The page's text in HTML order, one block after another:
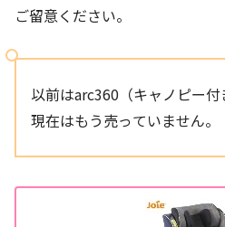
ご留意ください。
以前はarc360（キャノピー付
現在はもう売っていません。